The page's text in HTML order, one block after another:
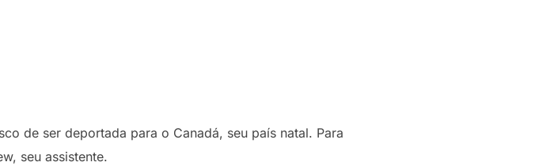
de ser deportada para o Canadá, seu país natal. Para
seu assistente.